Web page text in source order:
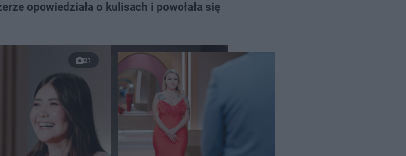
opowiedziała o kulisach i powołała się
21